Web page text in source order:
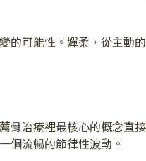
的可能性。嬋柔，從主動的
骨治療裡最核心的概念直接
流暢的節律性波動。